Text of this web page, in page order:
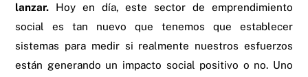
lanzar. Hoy en día, este sector de emprendimiento
social es tan nuevo que tenemos que establecer
sistemas para medir si realmente nuestros esfuerzos
están generando un impacto social positivo o no. Uno